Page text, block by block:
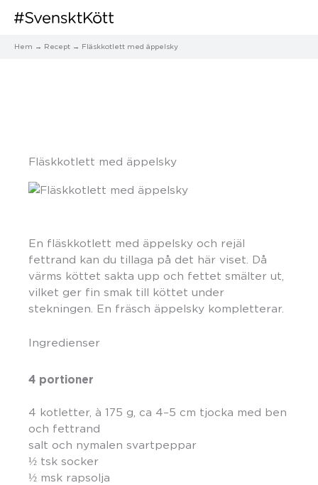
Hem Recept Fläskkotlett med äppelsky
Fläskkotlett med äppelsky
En fläskkotlett med äppelsky och rejäl
fettrand kan du tillaga på det här viset. Då
värms köttet sakta upp och fettet smälter ut,
vilket ger fin smak till köttet under
stekningen. En fräsch äppelsky kompletterar.
Ingredienser
4 portioner
4 kotletter, à 175 g, ca 4–5 cm tjocka med ben
och fettrand
salt och nymalen svartpeppar
½ tsk socker
½ msk rapsolja